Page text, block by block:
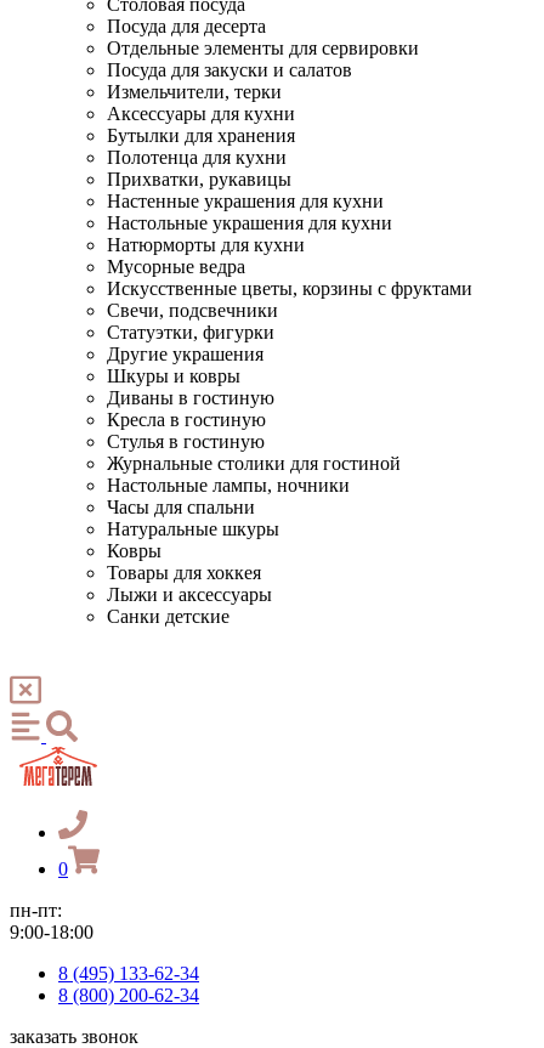
Столовая посуда
Посуда для десерта
Отдельные элементы для сервировки
Посуда для закуски и салатов
Измельчители, терки
Аксессуары для кухни
Бутылки для хранения
Полотенца для кухни
Прихватки, рукавицы
Настенные украшения для кухни
Настольные украшения для кухни
Натюрморты для кухни
Мусорные ведра
Искусственные цветы, корзины с фруктами
Свечи, подсвечники
Статуэтки, фигурки
Другие украшения
Шкуры и ковры
Диваны в гостиную
Кресла в гостиную
Стулья в гостиную
Журнальные столики для гостиной
Настольные лампы, ночники
Часы для спальни
Натуральные шкуры
Ковры
Товары для хоккея
Лыжи и аксессуары
Санки детские
0
пн-пт:
9:00-18:00
8 (495) 133-62-34
8 (800) 200-62-34
заказать звонок